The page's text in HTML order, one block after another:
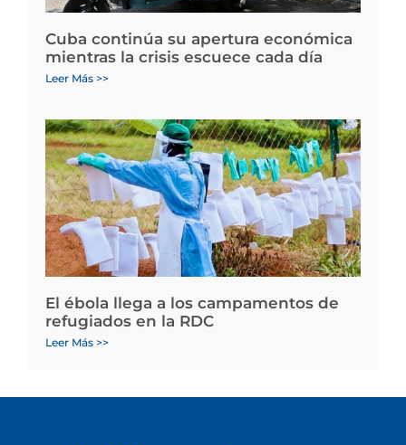
Cuba continúa su apertura económica
mientras la crisis escuece cada día
Leer Más >>
El ébola llega a los campamentos de
refugiados en la RDC
Leer Más >>